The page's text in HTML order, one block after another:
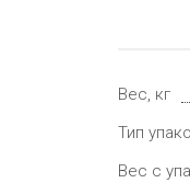
Вес, кг
Тип
Вес с